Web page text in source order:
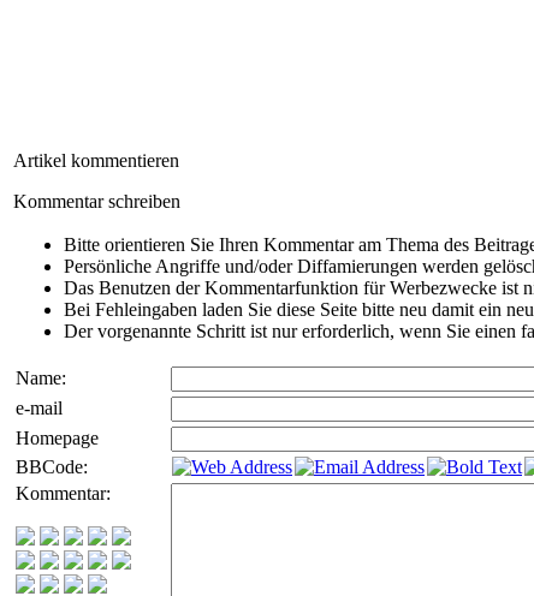
Artikel kommentieren
Kommentar schreiben
Bitte orientieren Sie Ihren Kommentar am Thema des
Persönliche Angriffe und/oder Diffamierungen werden
Das Benutzen der Kommentarfunktion für Werbezwecke ist
Bei Fehleingaben laden Sie diese Seite bitte neu damit ein
Der vorgenannte Schritt ist nur erforderlich, wenn Sie einen
Name:
e-mail
Homepage
BBCode:
Kommentar: